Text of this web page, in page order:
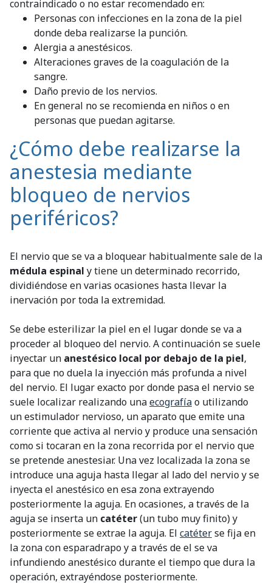
contraindicado o no estar recomendado en:
Personas con infecciones en la zona de la piel
donde deba realizarse la punción.
Alergia a anestésicos.
Alteraciones graves de la coagulación de la
sangre.
Daño previo de los nervios.
En general no se recomienda en niños o en
personas que puedan agitarse.
¿Cómo debe realizarse la
anestesia mediante
bloqueo de nervios
periféricos?
El nervio que se va a bloquear habitualmente sale de la
médula espinal y tiene un determinado recorrido,
dividiéndose en varias ocasiones hasta llevar la
inervación por toda la extremidad.
Se debe esterilizar la piel en el lugar donde se va a
proceder al bloqueo del nervio. A continuación se suele
inyectar un anestésico local por debajo de la piel,
para que no duela la inyección más profunda a nivel
del nervio. El lugar exacto por donde pasa el nervio se
suele localizar realizando unaecografíao utilizando
un estimulador nervioso, un aparato que emite una
corriente que activa al nervio y produce una sensación
como si tocaran en la zona recorrida por el nervio que
se pretende anestesiar. Una vez localizada la zona se
introduce una aguja hasta llegar al lado del nervio y se
inyecta el anestésico en esa zona extrayendo
posteriormente la aguja. En ocasiones, a través de la
aguja se inserta un catéter(un tubo muy finito) y
posteriormente se extrae la aguja. El catéterse fija en
la zona con esparadrapo y a través de el se va
infundiendo anestésico durante el tiempo que dura la
operación, extrayéndose posteriormente.